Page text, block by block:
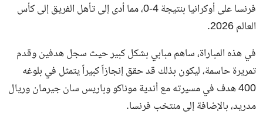
التعليم
فرنسا على أوكرانيا بنتيجة 4-0، مما أدى إلى تأهل الفريق إلى كأس
العالم 2026.
في هذه المباراة، ساهم مبابي بشكل كبير حيث سجل هدفين وقدم
تمريرة حاسمة، ليكون بذلك قد حقق إنجازاً كبيراً يتمثل في بلوغه
400 هدف في مسيرته مع أندية موناكو وباريس سان جيرمان وريال
مدريد، بالإضافة إلى منتخب فرنسا.